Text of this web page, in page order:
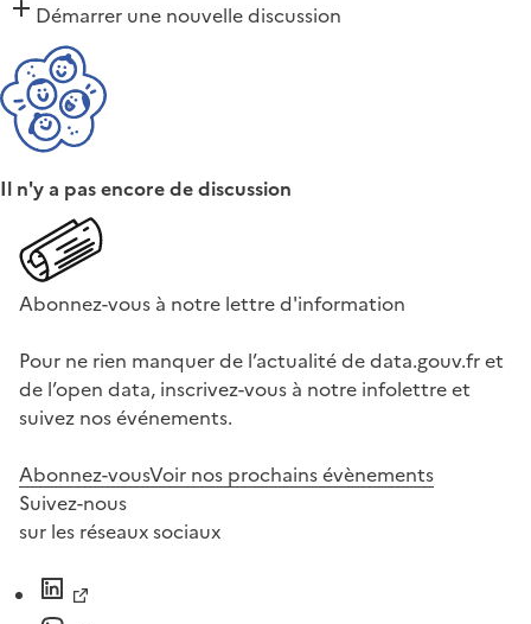
Démarrer une nouvelle discussion
Il n'y a pas encore de discussion
Abonnez-vous à notre lettre d'information
Pour ne rien manquer de l’actualité de data.gouv.fr et
de l’open data, inscrivez-vous à notre infolettre et
suivez nos événements.
Abonnez-vousVoir nos prochains évènements
Suivez-nous
sur les réseaux sociaux